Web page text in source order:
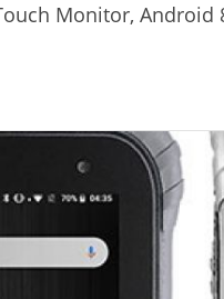
Monitor, Android